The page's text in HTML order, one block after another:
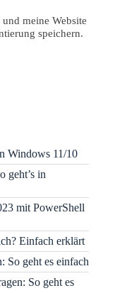
meine Website
speichern.
Windows 11/10
geht’s in
mit PowerShell
Einfach erklärt
So geht es einfach
So geht es